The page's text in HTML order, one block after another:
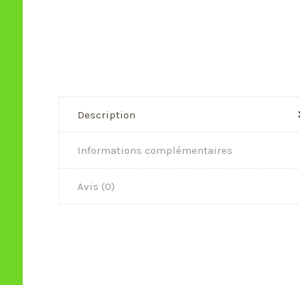
Description
Informations complémentaires
Avis (0)